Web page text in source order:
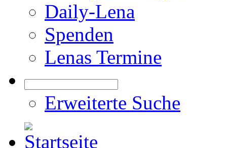
Daily-Lena
Spenden
Lenas Termine
Erweiterte Suche